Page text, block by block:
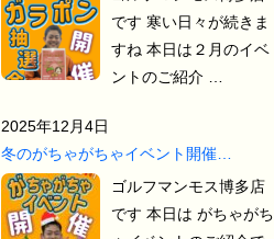
です 寒い日々が続きま
すね 本日は２月のイベ
ントのご紹介 …
2025年12月4日
冬のがちゃがちゃイベント開催…
ゴルフマンモス博多店
です 本日は がちゃがち